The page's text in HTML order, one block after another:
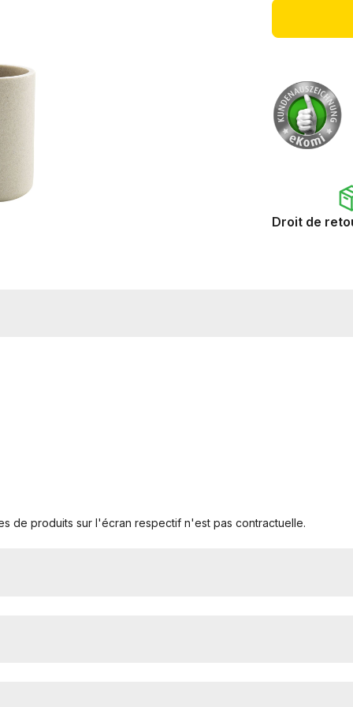
Droit de
de produits sur l'écran respectif n'est pas contractuelle.